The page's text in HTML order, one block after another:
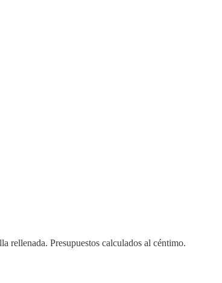
rellenada. Presupuestos calculados al céntimo.